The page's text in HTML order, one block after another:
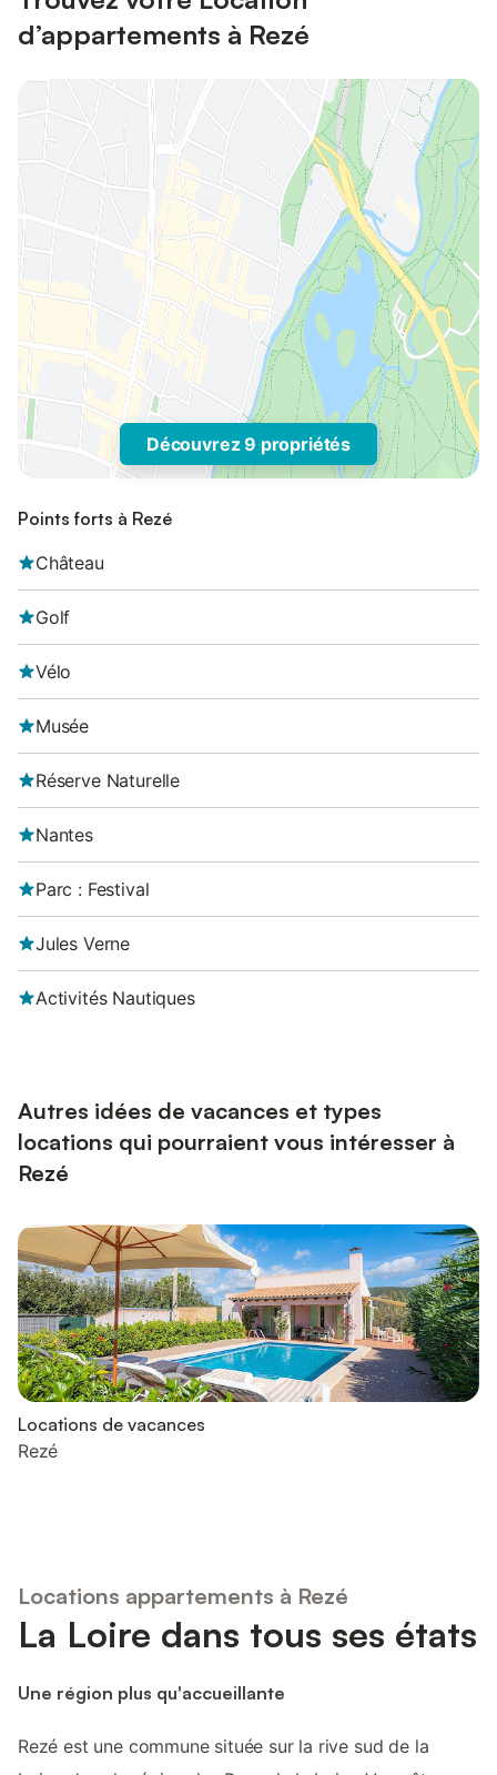
d’appartements à Rezé
Découvrez 9 propriétés
Points forts à Rezé
Château
Golf
Vélo
Musée
Réserve Naturelle
Nantes
Parc : Festival
Jules Verne
Activités Nautiques
Autres idées de vacances et types
locations qui pourraient vous intéresser à
Rezé
Locations de vacances
Rezé
Locations appartements à Rezé
La Loire dans tous ses états
Une région plus qu'accueillante
Rezé est une commune située sur la rive sud de la